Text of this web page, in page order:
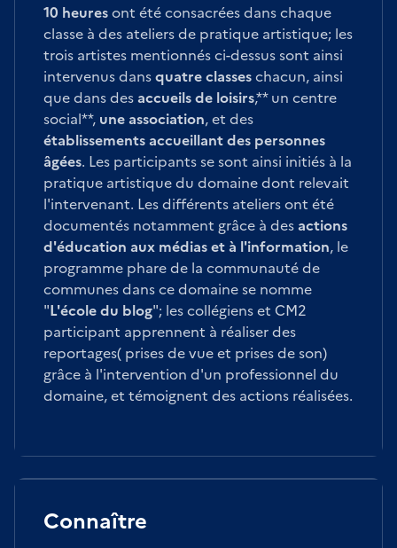
10 heuresont été consacrées dans chaque
classe à des ateliers de pratique artistique; les
trois artistes mentionnés ci-dessus sont ainsi
intervenus dansquatre classeschacun, ainsi
que dans desaccueils de loisirs,** un centre
social**, une association, et des
établissements accueillant des personnes
âgées. Les participants se sont ainsi initiés à la
pratique artistique du domaine dont relevait
l'intervenant. Les différents ateliers ont été
documentés notamment grâce à desactions
d'éducation aux médias et à l'information, le
programme phare de la communauté de
communes dans ce domaine se nomme
"L'école du blog"; les collégiens et CM2
participant apprennent à réaliser des
reportages( prises de vue et prises de son)
grâce à l'intervention d'un professionnel du
domaine, et témoignent des actions réalisées.
Connaître